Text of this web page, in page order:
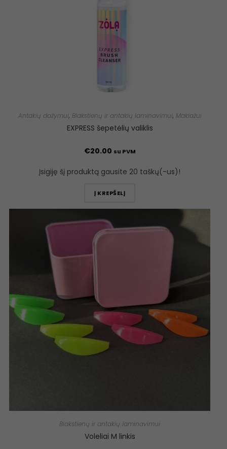
Antakių dažymui, Blakstienų ir antakių laminavimui, Makiažui
EXPRESS šepetėlių valiklis
€20.00 su PVM
Įsigiję šį produktą gausite 20 taškų(-us)!
Į KREPŠELĮ
Blakstienų ir antakių laminavimui
Voleliai M linkis